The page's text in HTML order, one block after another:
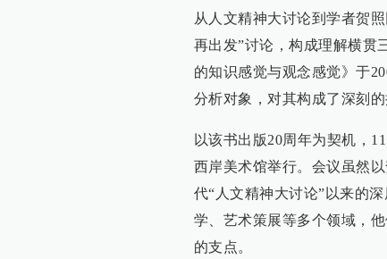
从人文精神大讨论到学者贺
再出发”讨论，构成理解横贯
的知识感觉与观念感觉》于
分析对象，对其构成了深刻的
以该书出版20周年为契机，
西岸美术馆举行。会议虽然
代“人文精神大讨论”以来的
学、艺术策展等多个领域，
的支点。